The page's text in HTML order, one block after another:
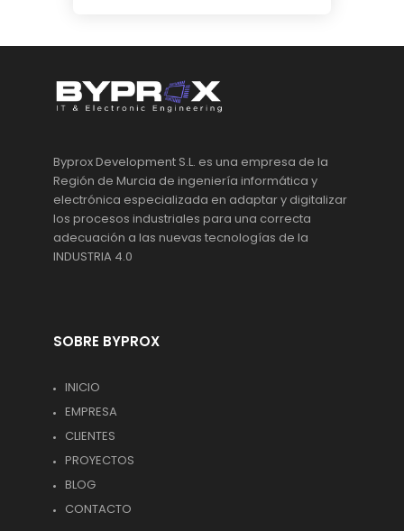
Byprox Development S.L. es una empresa de la
Región de Murcia de ingeniería informática y
electrónica especializada en adaptar y digitalizar
los procesos industriales para una correcta
adecuación a las nuevas tecnologías de la
INDUSTRIA 4.0
SOBRE BYPROX
INICIO
EMPRESA
CLIENTES
PROYECTOS
BLOG
CONTACTO